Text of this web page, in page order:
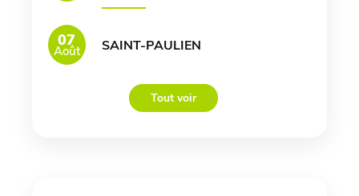
07
Août SAINT-PAULIEN
Tout voir